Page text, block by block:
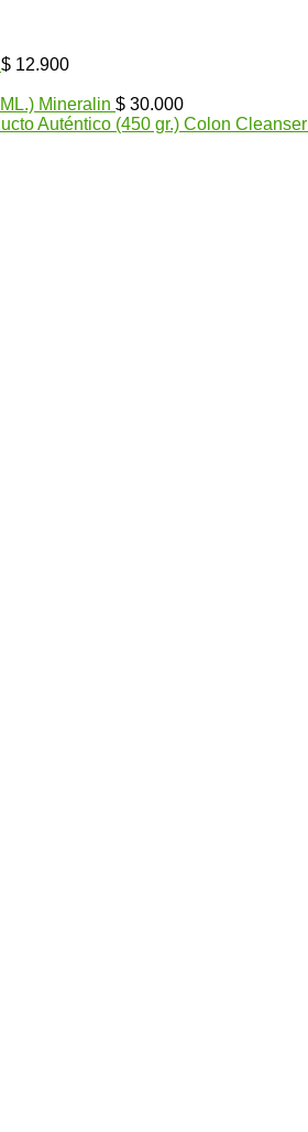
$ 12.900
Mineralin $ 30.000
Auténtico (450 gr.) Colon Cleanser